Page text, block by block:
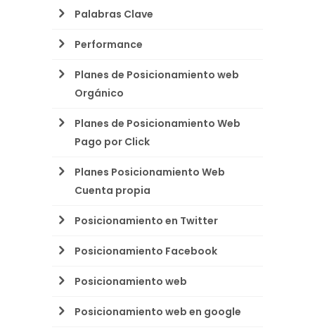
Palabras Clave
Performance
Planes de Posicionamiento web
Orgánico
Planes de Posicionamiento Web
Pago por Click
Planes Posicionamiento Web
Cuenta propia
Posicionamiento en Twitter
Posicionamiento Facebook
Posicionamiento web
Posicionamiento web en google